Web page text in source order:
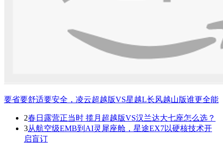
要省要舒适要安全，凌云超越版VS星越L长风越山版谁更全能
2春日露营正当时 揽月超越版VS汉兰达大七座怎么选？
3从航空级EMB到AI灵犀座舱，星途EX7以硬核技术开
启盲订